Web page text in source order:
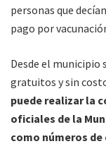
personas que
pago por
Desde el municipio
gratuitos y sin
puede realizar la
oficiales de la
como números